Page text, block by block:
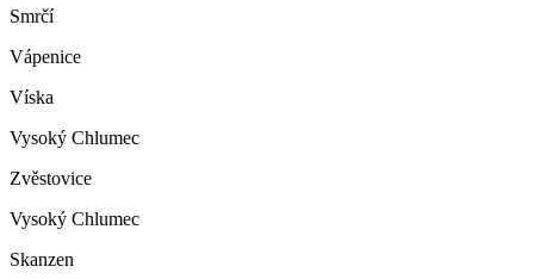
Smrčí
Vápenice
Víska
Vysoký Chlumec
Zvěstovice
Vysoký Chlumec
Skanzen